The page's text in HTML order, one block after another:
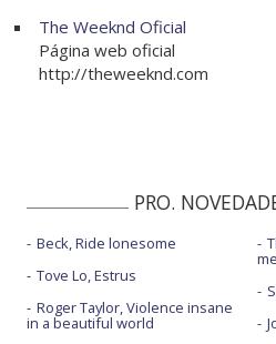
The Weeknd Oficial
Página web oficial
http://theweeknd.com
PRO.
Beck, Ride lonesome
Tove Lo, Estrus
Roger Taylor, Violence insane
in a beautiful world